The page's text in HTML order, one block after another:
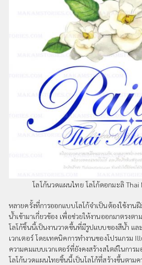
โลโก้นวดแผนไทย โลโก้ดอกมะลิ
หลายครั้งที่การออกแบบโลโก้จำเป็นต้องใช้งาน
น้ำเข้ามาเกี่ยวข้อง เพื่อช่วยให้งานออกมาตรงต
โลโก้ชิ้นนี้เป็นงานวาดขึ้นที่มีรูปแบบของสีน้ำ แ
เวกเตอร์ โดยเทคนิคการทำงานของโปรแกรม
ความคมแบบเวกเตอร์ที่ยังคงสร้างสไตล์ในการ
โลโก้นวดแผนไทยชิ้นนี้เป็นโลโก้ที่สร้างขึ้นตามค